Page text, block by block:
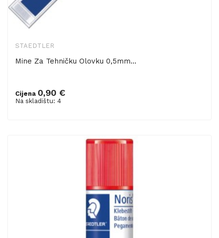
STAEDTLER
Mine Za Tehničku Olovku 0,5mm...
Cijena 0,90 €
Na skladištu: 4
Dodaj u košaricu